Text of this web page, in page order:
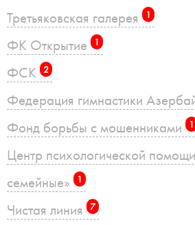
Третьяковская галерея 1
ФК Открытие 1
ФСК 2
Федерация гимнастики
Фонд борьбы с мошенниками 1
Центр психологической
семейные»
1
Чистая линия 7